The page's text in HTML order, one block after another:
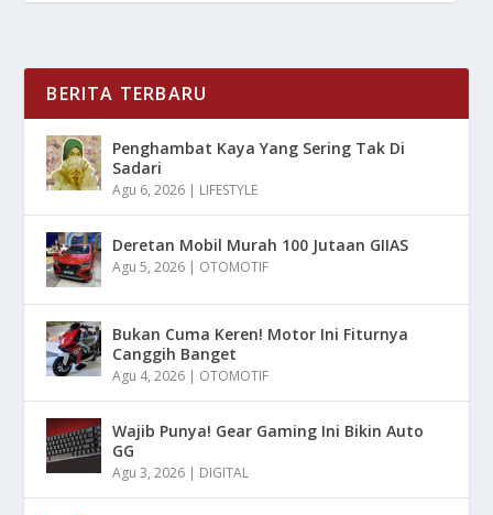
BERITA TERBARU
Penghambat Kaya Yang Sering Tak Di
Sadari
Agu 6, 2026 | LIFESTYLE
Deretan Mobil Murah 100 Jutaan GIIAS
Agu 5, 2026 | OTOMOTIF
Bukan Cuma Keren! Motor Ini Fiturnya
Canggih Banget
Agu 4, 2026 | OTOMOTIF
Wajib Punya! Gear Gaming Ini Bikin Auto
GG
Agu 3, 2026 | DIGITAL